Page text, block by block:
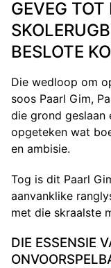
GEVEG TOT
BESLOTE
Die wedloop om
soos Paarl Gim,
die grond geslaan
opgeteken wat
en ambisie.
Tog is dit Paarl
aanvanklike
met die skraalste
DIE ESSENSIE